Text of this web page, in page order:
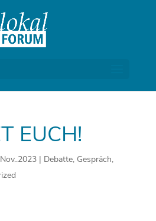
EUCH!
| Debatte, Gespräch,